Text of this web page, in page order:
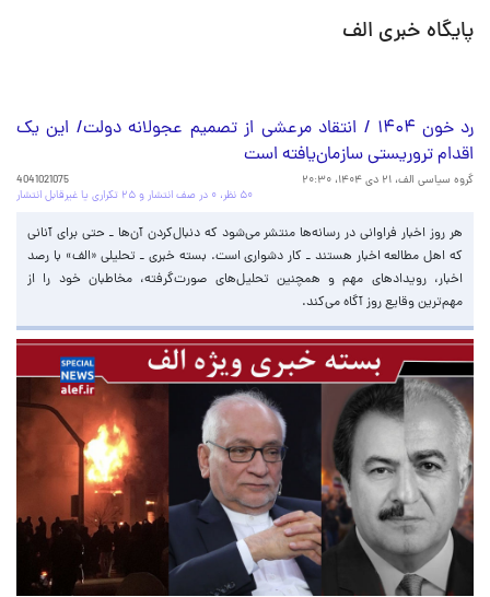
پایگاه خبری الف
رد خون ۱۴۰۴ / انتقاد مرعشی از تصمیم عجولانه دولت/ این یک
اقدام تروریستی سازمان‌یافته است
گروه سیاسی الف، ۲۱ دی ۱۴۰۴، ۲۰:۳۰
4041021075
۵۰ نظر، ۰ در صف انتشار و ۲۵ تکراری یا غیرقابل انتشار
هر روز اخبار فراوانی در رسانه‌ها منتشر می‌شود که دنبال‌کردن آن‌ها ـ حتی برای آنانی
که اهل مطالعه اخبار هستند‌ ـ کار دشواری است. بسته خبری ـ تحلیلی «الف» با رصد
اخبار، رویدادهای مهم و همچنین تحلیل‌های صورت‌گرفته، مخاطبان خود را از
مهم‌ترین وقایع روز آگاه می‌کند.